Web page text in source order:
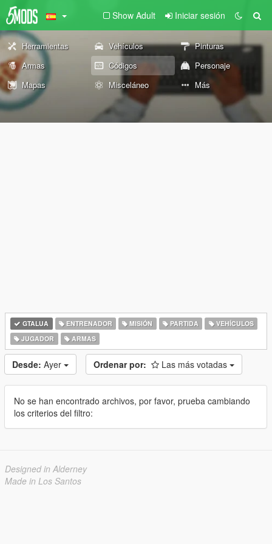
Show Adult Iniciar sesión
Herramientas Vehículos
Pinturas
Armas
Códigos
Personaje
Mapas
Misceláneo Más
GTALUA ENTRENADOR MISIÓN PARTIDA
VEHÍCULOS
JUGADOR
ARMAS
Desde: Ayer Ordenar por: Las más votadas
No se han encontrado archivos, por favor, prueba cambiando
los criterios del filtro:
Designed in Alderney
Made in Los Santos